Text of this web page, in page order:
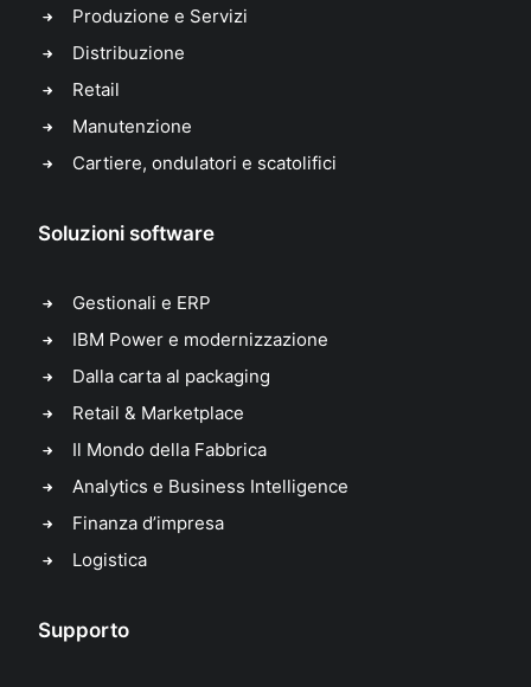
Produzione e Servizi
Distribuzione
Retail
Manutenzione
Cartiere, ondulatori e scatolifici
Soluzioni software
Gestionali e ERP
IBM Power e modernizzazione
Dalla carta al packaging
Retail & Marketplace
Il Mondo della Fabbrica
Analytics e Business Intelligence
Finanza d’impresa
Logistica
Supporto